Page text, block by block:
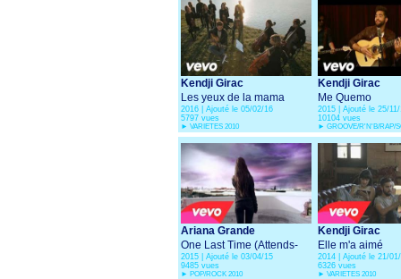
Kendji Girac
Les yeux de la mama
2016 | Ajouté le 05/02/16
5797 vues
► VARIETES 2010
Kendji Girac
Me Quemo
2015 | Ajouté le 25/
10104 vues
► GROOVE/R'N'B/RAP/
Ariana Grande
One Last Time (Attends-
moi
2015 | Ajouté le 03/04/15
9485 vues
► POP/ROCK 2010
Kendji Girac
Elle m'a aimé
2014 | Ajouté le 21/
6326 vues
► VARIETES 2010